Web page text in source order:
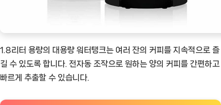
1.8리터 용량의 대용량 워터탱크는 여러 잔의 커피를 지속적으로 즐
길 수 있도록 합니다. 전자동 조작으로 원하는 양의 커피를 간편하고
빠르게 추출할 수 있습니다.